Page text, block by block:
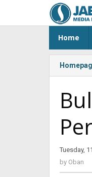
content
Home
Tuesday,
by Oban